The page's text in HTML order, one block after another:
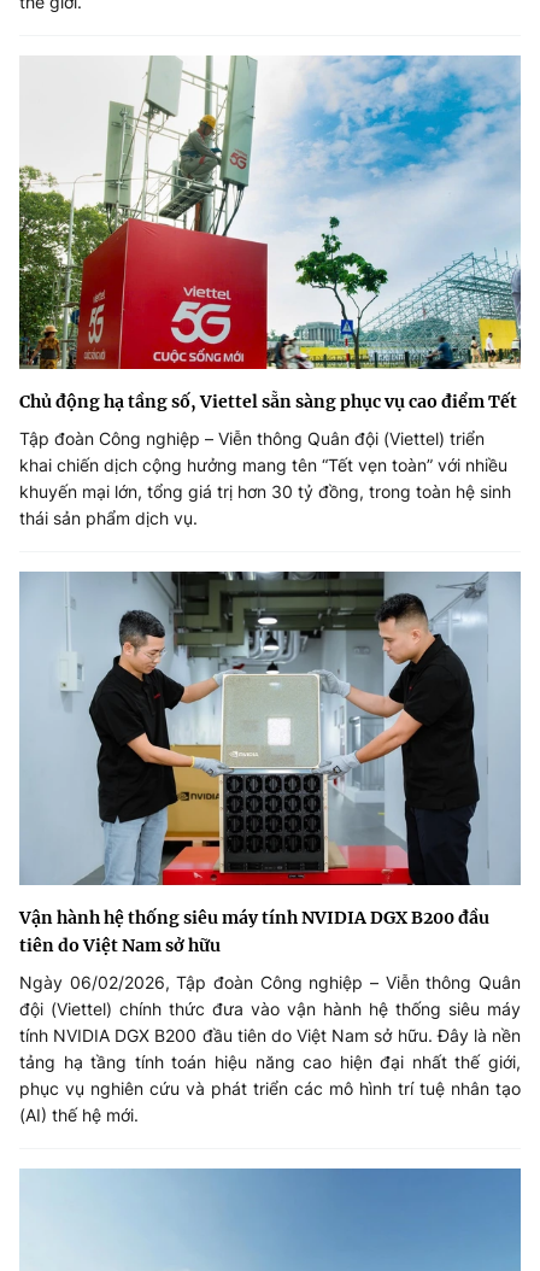
Chủ động hạ tầng số, Viettel sẵn sàng phục vụ cao điểm Tết
Tập đoàn Công nghiệp – Viễn thông Quân đội (Viettel) triển
khai chiến dịch cộng hưởng mang tên “Tết vẹn toàn” với nhiều
khuyến mại lớn, tổng giá trị hơn 30 tỷ đồng, trong toàn hệ sinh
thái sản phẩm dịch vụ.
Vận hành hệ thống siêu máy tính NVIDIA DGX B200 đầu
tiên do Việt Nam sở hữu
Ngày 06/02/2026, Tập đoàn Công nghiệp – Viễn thông Quân
đội (Viettel) chính thức đưa vào vận hành hệ thống siêu máy
tính NVIDIA DGX B200 đầu tiên do Việt Nam sở hữu. Đây là nền
tảng hạ tầng tính toán hiệu năng cao hiện đại nhất thế giới,
phục vụ nghiên cứu và phát triển các mô hình trí tuệ nhân tạo
(AI) thế hệ mới.